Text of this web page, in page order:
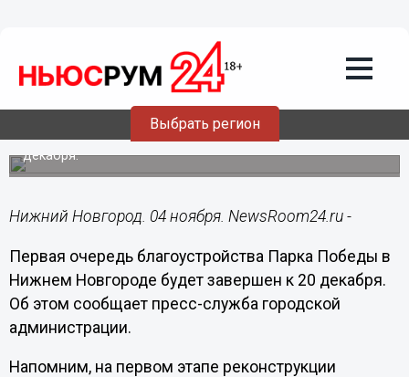
Выбрать регион
Благоустройство Парка Победы в
Нижнем Новгороде завершат к
декабрю
Первый этап реконструкции планируется закончить до 20
декабря.
Нижний Новгород. 04 ноября. NewsRoom24.ru -
Первая очередь благоустройства Парка Победы в
Нижнем Новгороде будет завершен к 20 декабря.
Об этом сообщает пресс-служба городской
администрации.
Напомним, на первом этапе реконструкции